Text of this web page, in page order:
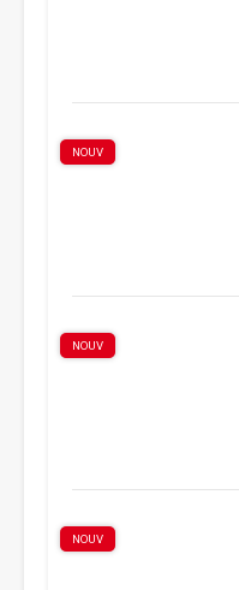
NOUV
NOUV
NOUV